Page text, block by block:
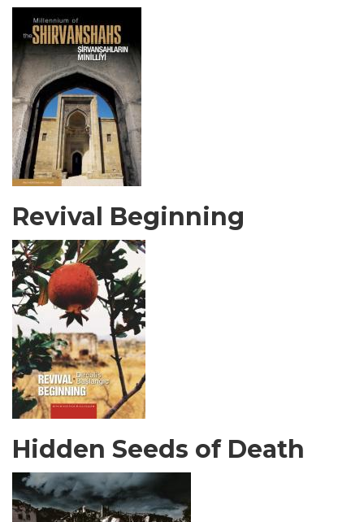
Revival Beginning
Hidden Seeds of Death